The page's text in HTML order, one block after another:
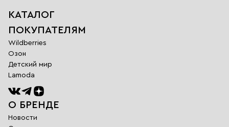
КАТАЛОГ
ПОКУПАТЕЛЯМ
Wildberries
Озон
Детский мир
Lamoda
О БРЕНДЕ
Новости